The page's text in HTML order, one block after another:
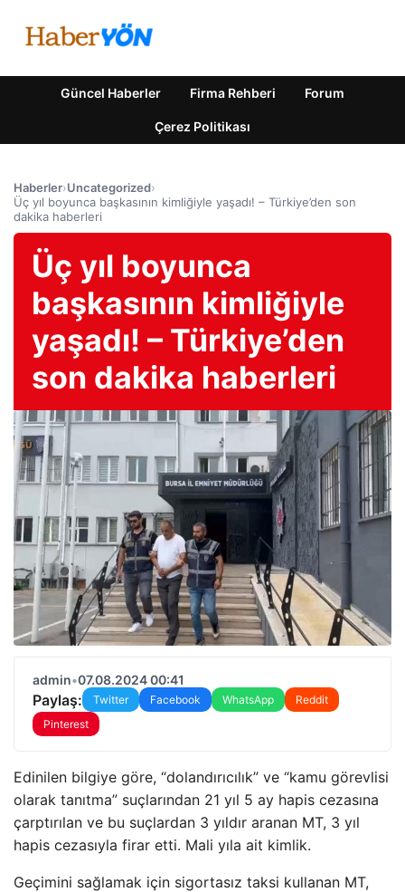
Güncel Haberler Firma Rehberi Forum
Çerez Politikası
Haberler›Uncategorized›
Üç yıl boyunca başkasının kimliğiyle yaşadı! – Türkiye’den son
dakika haberleri
Üç yıl boyunca
başkasının kimliğiyle
yaşadı! – Türkiye’den
son dakika haberleri
admin•07.08.2024 00:41
Paylaş: Twitter Facebook WhatsApp
Reddit
Pinterest
Edinilen bilgiye göre, “dolandırıcılık” ve “kamu görevlisi
olarak tanıtma” suçlarından 21 yıl 5 ay hapis cezasına
çarptırılan ve bu suçlardan 3 yıldır aranan MT, 3 yıl
hapis cezasıyla firar etti. Mali yıla ait kimlik.
Geçimini sağlamak için sigortasız taksi kullanan MT,